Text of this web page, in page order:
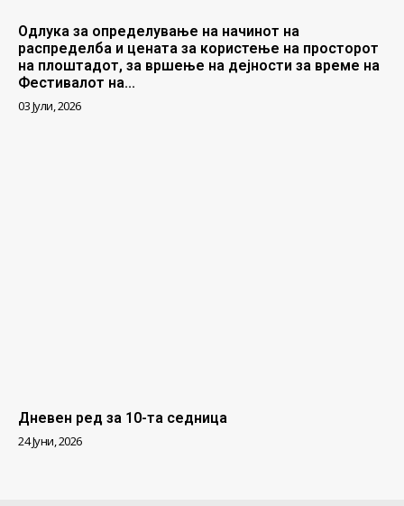
Одлука за определување на начинот на
распределба и цената за користење на просторот
на плоштадот, за вршење на дејности за време на
Фестивалот на...
03 Јули, 2026
Дневен ред за 10-та седница
24 Јуни, 2026